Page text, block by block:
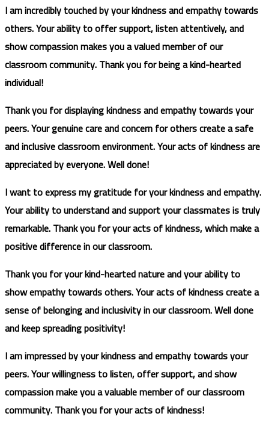
I am incredibly touched by your kindness and empathy towards
others. Your ability to offer support, listen attentively, and
show compassion makes you a valued member of our
classroom community. Thank you for being a kind-hearted
individual!
Thank you for displaying kindness and empathy towards your
peers. Your genuine care and concern for others create a safe
and inclusive classroom environment. Your acts of kindness are
appreciated by everyone. Well done!
I want to express my gratitude for your kindness and empathy.
Your ability to understand and support your classmates is truly
remarkable. Thank you for your acts of kindness, which make a
positive difference in our classroom.
Thank you for your kind-hearted nature and your ability to
show empathy towards others. Your acts of kindness create a
sense of belonging and inclusivity in our classroom. Well done
and keep spreading positivity!
I am impressed by your kindness and empathy towards your
peers. Your willingness to listen, offer support, and show
compassion make you a valuable member of our classroom
community. Thank you for your acts of kindness!